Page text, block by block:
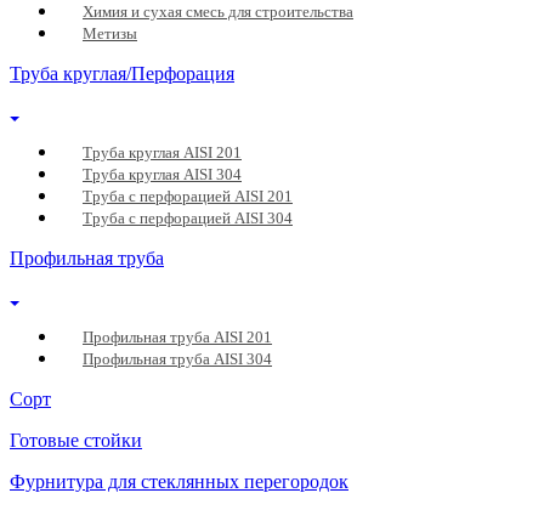
Химия и сухая смесь для строительства
Метизы
Труба круглая/Перфорация
Труба круглая AISI 201
Труба круглая AISI 304
Труба с перфорацией AISI 201
Труба с перфорацией AISI 304
Профильная труба
Профильная труба AISI 201
Профильная труба AISI 304
Сорт
Готовые стойки
Фурнитура для стеклянных перегородок